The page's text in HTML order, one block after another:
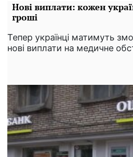
Нові виплати: кожен
гроші
Тепер українці матимуть
нові виплати на медичне